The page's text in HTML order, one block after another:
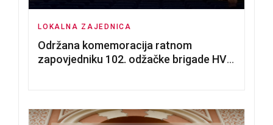
LOKALNA ZAJEDNICA
Održana komemoracija ratnom
zapovjedniku 102. odžačke brigade HVO